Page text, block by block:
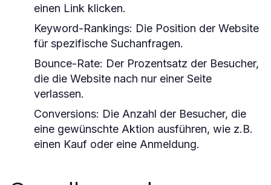
einen Link klicken.
Keyword-Rankings: Die Position der Website
für spezifische Suchanfragen.
Bounce-Rate: Der Prozentsatz der Besucher,
die die Website nach nur einer Seite
verlassen.
Conversions: Die Anzahl der Besucher, die
eine gewünschte Aktion ausführen, wie z.B.
einen Kauf oder eine Anmeldung.